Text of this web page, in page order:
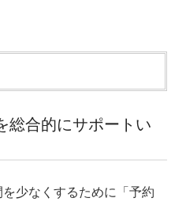
総合的にサポートい
少なくするために「予約